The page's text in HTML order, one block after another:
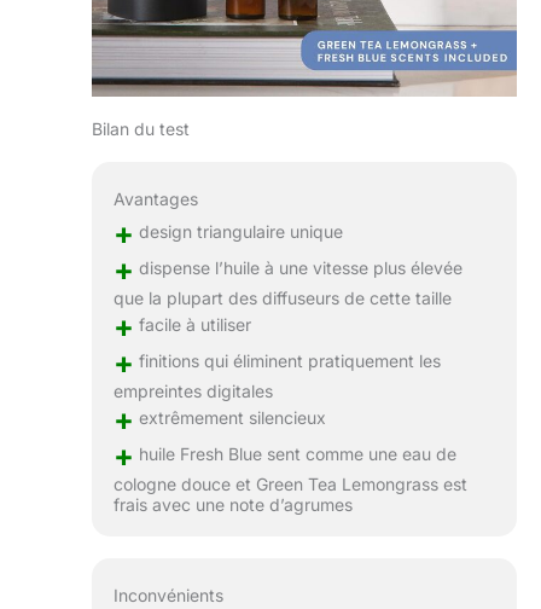
Bilan du test
Avantages
+ design triangulaire unique
+ dispense l’huile à une vitesse plus élevée
que la plupart des diffuseurs de cette taille
+ facile à utiliser
+ finitions qui éliminent pratiquement les
empreintes digitales
+ extrêmement silencieux
+ huile Fresh Blue sent comme une eau de
cologne douce et Green Tea Lemongrass est
frais avec une note d’agrumes
Inconvénients